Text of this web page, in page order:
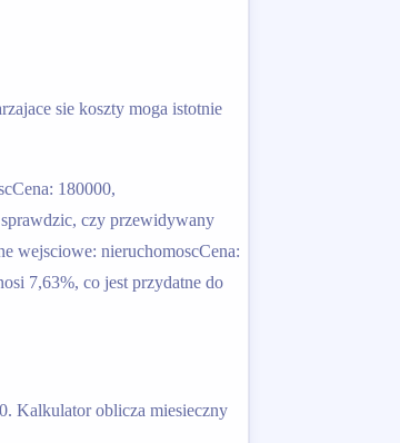
sie koszty moga istotnie
180000,
czy przewidywany
wejsciowe: nieruchomoscCena:
7,63%, co jest przydatne do
Kalkulator oblicza miesieczny